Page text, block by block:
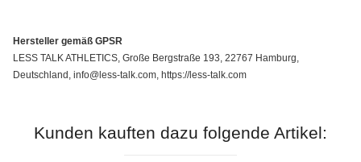
Hersteller gemäß GPSR
LESS TALK ATHLETICS, Große Bergstraße 193, 22767 Hamburg,
Deutschland, info@less-talk.com, https://less-talk.com
Kunden kauften dazu folgende Artikel: